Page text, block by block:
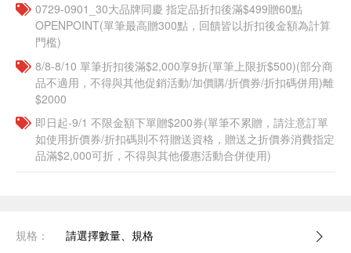
0729-0901_30大品牌同慶 指定品折扣後滿$499贈60點
OPENPOINT(單筆最高贈300點，回饋皆以折扣後金額為計算
門檻)
8/8-8/10 單筆折扣後滿$2,000享9折(單筆上限折$500)(部分商
品不適用，不得與其他促銷活動/加價購/折價券/折扣碼併用)離
$2000
即日起-9/1 不限金額下單贈$200券(單筆不累贈，請注意訂單
如使用折價券/折扣碼則不符贈送資格，贈送之折價券消費指定
品滿$2,000可折，不得與其他優惠活動合併使用)
規格： 請選擇數量、規格